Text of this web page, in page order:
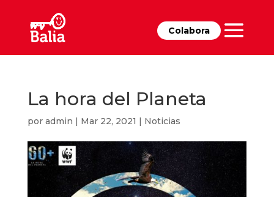
Colabora
La hora del Planeta
por admin | Mar 22, 2021 | Noticias